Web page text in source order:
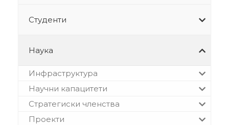
Студенти
Наука
Инфраструктура
Научни капацитети
Стратегиски членства
Проекти